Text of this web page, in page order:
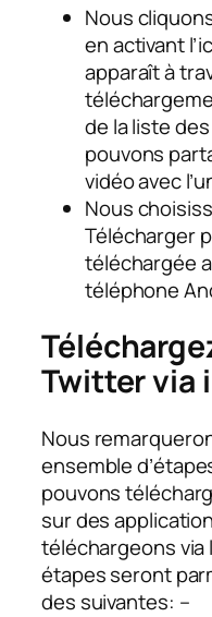
Nous
en activant
apparaît à
de la liste
pouvons
vidéo avec
Nous
Télécharger
téléchargée
téléphone
Twitter via
Nous
ensemble
pouvons
sur des
téléchargeons via
étapes seront
des suivantes: –